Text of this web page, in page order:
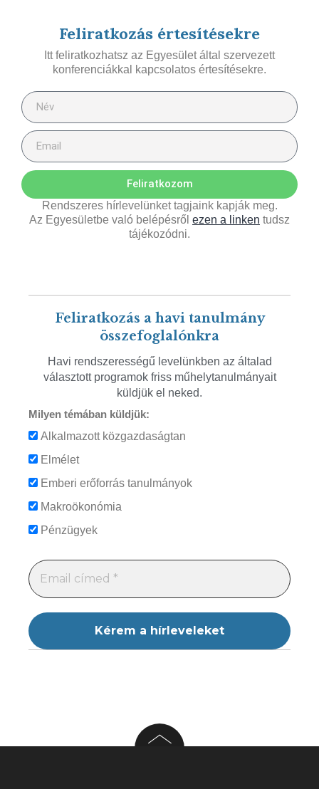
Feliratkozás értesítésekre
Itt feliratkozhatsz az Egyesület által szervezett
konferenciákkal kapcsolatos értesítésekre.
Feliratkozom
Rendszeres hírlevelünket tagjaink kapják meg.
Az Egyesületbe való belépésről ezen a linken tudsz
tájékozódni.
Feliratkozás a havi tanulmány
összefoglalónkra
Havi rendszerességű levelünkben az általad
választott programok friss műhelytanulmányait
küldjük el neked.
Milyen témában küldjük:
Alkalmazott közgazdaságtan
Elmélet
Emberi erőforrás tanulmányok
Makroökonómia
Pénzügyek